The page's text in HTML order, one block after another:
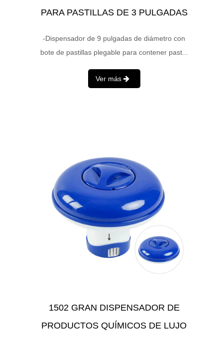
PARA PASTILLAS DE 3 PULGADAS
-Dispensador de 9 pulgadas de diámetro con
bote de pastillas plegable para contener past...
Ver más
1502 GRAN DISPENSADOR DE
PRODUCTOS QUÍMICOS DE LUJO